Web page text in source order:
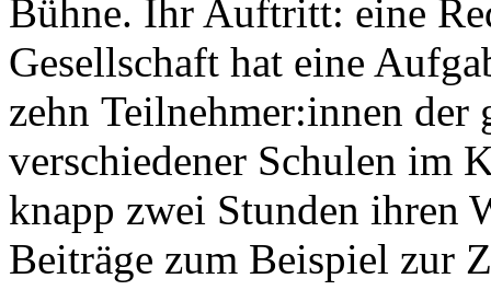
Bühne. Ihr Auftritt: eine
Gesellschaft hat eine
zehn Teilnehmer:innen der
verschiedener Schulen im
knapp zwei Stunden ihren
Beiträge zum Beispiel zur